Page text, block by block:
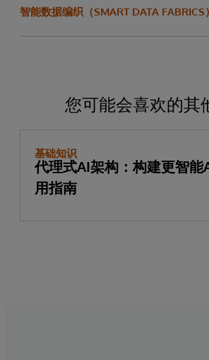
智能数据编织（SMART DATA FABRICS）
您可能会喜欢的其
基础知识
代理式AI架构：构建更智能
用指南